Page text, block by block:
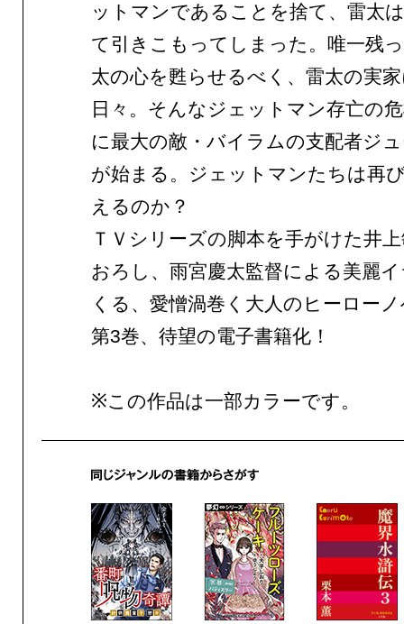
ットマンであることを捨て、雷太
て引きこもってしまった。唯一残
太の心を甦らせるべく、雷太の実
日々。そんなジェットマン存亡の
に最大の敵・バイラムの支配者ジ
が始まる。ジェットマンたちは再
えるのか？
ＴＶシリーズの脚本を手がけた井
おろし、雨宮慶太監督による美麗
くる、愛憎渦巻く大人のヒーロー
第3巻、待望の電子書籍化！
※この作品は一部カラーです。